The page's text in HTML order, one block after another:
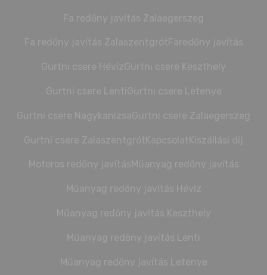
Fa redőny javítás Zalaegerszeg
Fa redőny javítás Zalaszentgrót Faredőny javítás
Gurtni csere Hévíz Gurtni csere Keszthely
Gurtni csere Nagykanizsa Gurtni csere Zalaegerszeg
Gurtni csere Zalaszentgrót Kiszállási díj
Motoros redőny javítás Műanyag redőny javítás
Műanyag redőny javítás Hévíz
Műanyag redőny javítás Keszthely
Műanyag redőny javítás Lenti
Műanyag redőny javítás Letenye